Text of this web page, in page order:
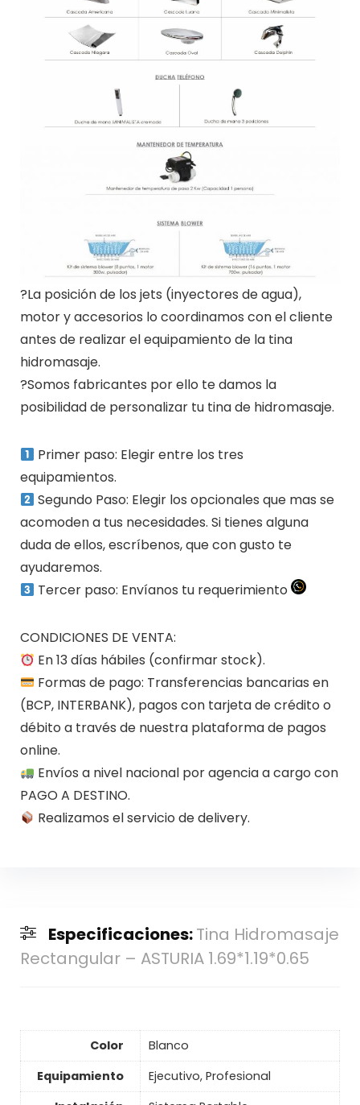
?La posición de los jets (inyectores de agua),
motor y accesorios lo coordinamos con el cliente
antes de realizar el equipamiento de la tina
hidromasaje.
?Somos fabricantes por ello te damos la
posibilidad de personalizar tu tina de hidromasaje.
Primer paso: Elegir entre los tres
equipamientos.
Segundo Paso: Elegir los opcionales que mas se
acomoden a tus necesidades. Si tienes alguna
duda de ellos, escríbenos, que con gusto te
ayudaremos.
Tercer paso: Envíanos tu requerimiento
CONDICIONES DE VENTA:
En 13 días hábiles (confirmar stock).
Formas de pago: Transferencias bancarias en
(BCP, INTERBANK), pagos con tarjeta de crédito o
débito a través de nuestra plataforma de pagos
online.
Envíos a nivel nacional por agencia a cargo con
PAGO A DESTINO.
Realizamos el servicio de delivery.
Especificaciones:Tina Hidromasaje
Rectangular – ASTURIA 1.69*1.19*0.65
Color
Blanco
Equipamiento
Ejecutivo, Profesional